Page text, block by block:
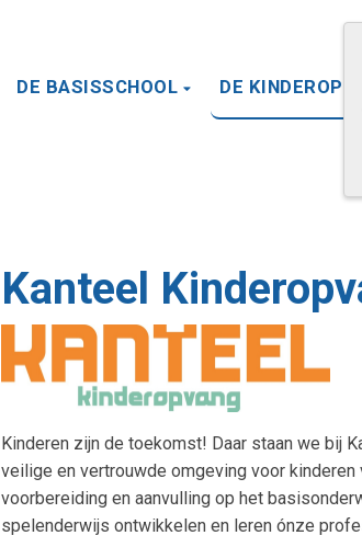
DE BASISSCHOOL DE
Kanteel
Kinderen zijn de toekomst! Daar staan we bij
veilige en vertrouwde omgeving voor kinderen
voorbereiding en aanvulling op het
spelenderwijs ontwikkelen en leren ónze